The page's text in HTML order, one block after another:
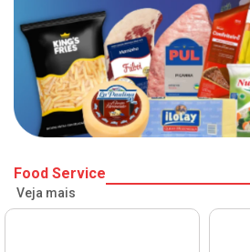
Food Service
Veja mais